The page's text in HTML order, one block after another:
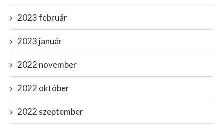
2023 február
2023 január
2022 november
2022 október
2022 szeptember